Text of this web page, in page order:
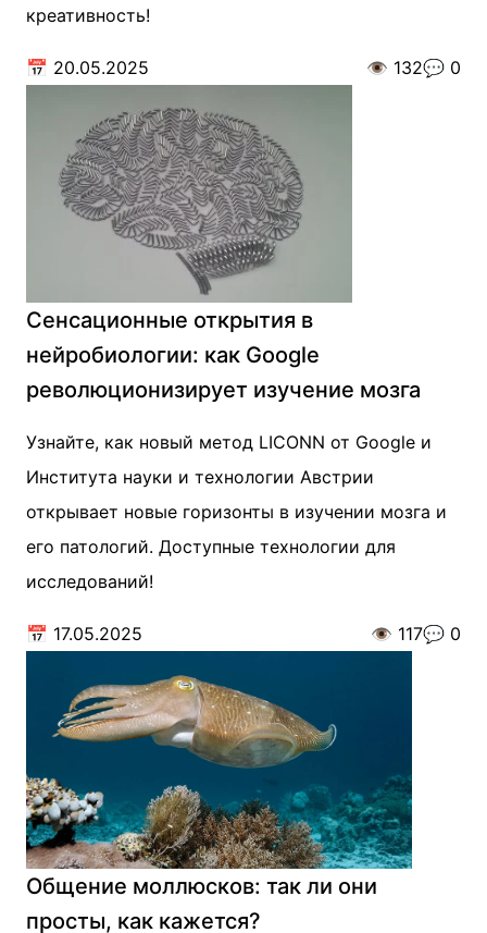
креативность!
📅 20.05.2025 👁️ 132💬 0
Сенсационные открытия в
нейробиологии: как Google
революционизирует изучение мозга
Узнайте, как новый метод LICONN от Google и
Института науки и технологии Австрии
открывает новые горизонты в изучении мозга и
его патологий. Доступные технологии для
исследований!
📅 17.05.2025 👁️ 117💬 0
Общение моллюсков: так ли они
просты, как кажется?